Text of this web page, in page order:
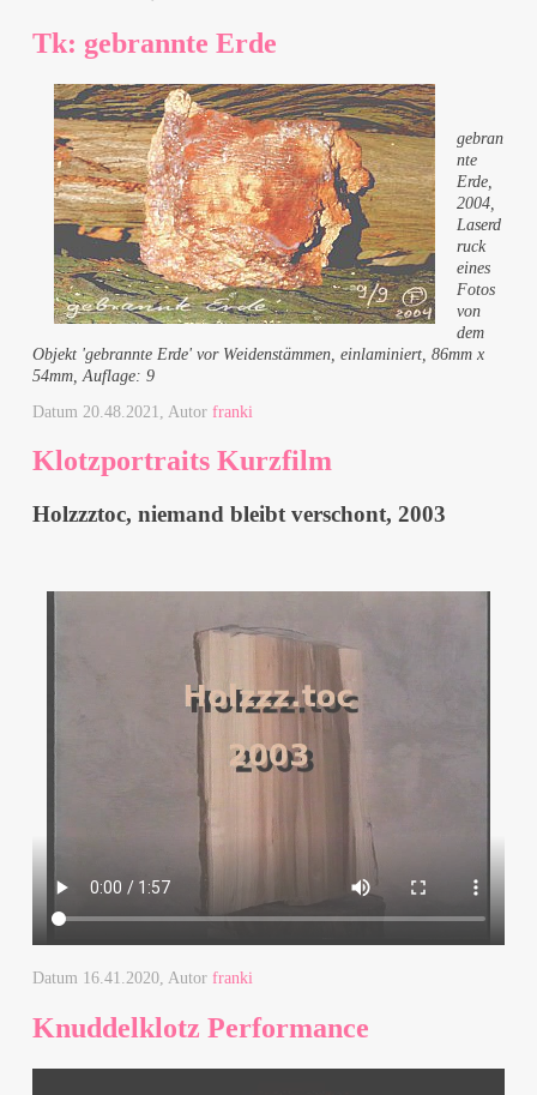
Tk: gebrannte Erde
gebran
nte
Erde,
2004,
Laserd
ruck
eines
Fotos
von
dem
Objekt 'gebrannte Erde' vor Weidenstämmen, einlaminiert, 86mm x
54mm, Auflage: 9
Datum 20.48.2021 , Autorfranki
Klotzportraits Kurzfilm
Holzzztoc, niemand bleibt verschont, 2003
Datum 16.41.2020, Autorfranki
Knuddelklotz Performance